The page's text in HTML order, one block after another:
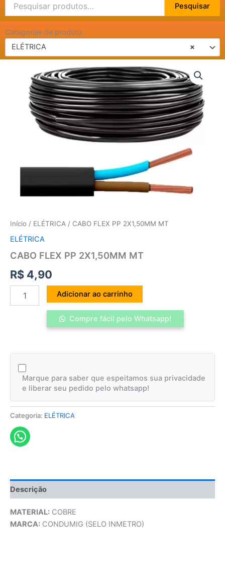
por:
Pesquisar
Categorias de produto
×
ELÉTRICA
Início / ELÉTRICA / CABO FLEX PP 2X1,50MM MT
ELÉTRICA
CABO FLEX PP 2X1,50MM MT
R$ 4,90
2X1,50MM
quantidade
Adicionar ao carrinho
Compre fácil pelo Whatsapp!
Marque para saber que espeitamos sua privacidade
e liberar seu pedido pelo whatsapp!
Categoria: ELÉTRICA
Descrição
MATERIAL: COBRE
MARCA: CONDUMIG (SELO INMETRO)